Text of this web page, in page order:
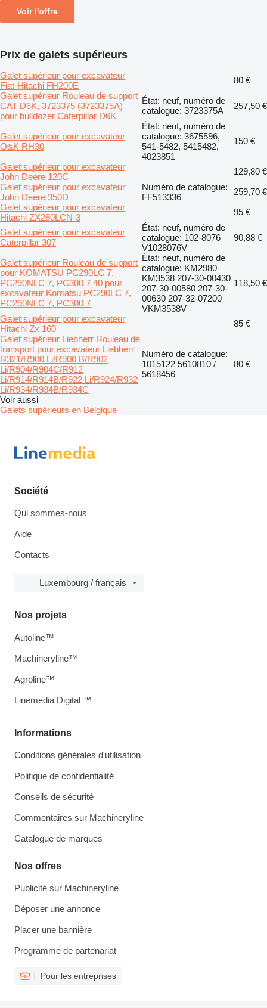
Voir l'offre
Prix de galets supérieurs
Galet supérieur pour excavateur
Fiat-Hitachi FH200E
80 €
Galet supérieur Rouleau de support
CAT D6K, 3723375 (3723375A)
pour bulldozer Caterpillar D6K
État: neuf, numéro de
catalogue: 3723375A
257,50 €
Galet supérieur pour excavateur
O&K RH30
État: neuf, numéro de
catalogue: 3675596,
541-5482, 5415482,
4023851
150 €
Galet supérieur pour excavateur
John Deere 120C
129,80 €
Galet supérieur pour excavateur
John Deere 350D
Numéro de catalogue:
FF513336
259,70 €
Galet supérieur pour excavateur
Hitachi ZX280LCN-3
95 €
Galet supérieur pour excavateur
Caterpillar 307
État: neuf, numéro de
catalogue: 102-8076
V1028076V
90,88 €
Galet supérieur Rouleau de support
pour KOMATSU PC290LC 7,
PC290NLC 7, PC300 7 40 pour
excavateur Komatsu PC290LC 7,
PC290NLC 7, PC300 7
État: neuf, numéro de
catalogue: KM2980
KM3538 207-30-00430
207-30-00580 207-30-
00630 207-32-07200
VKM3538V
118,50 €
Galet supérieur pour excavateur
Hitachi Zx 160
85 €
Galet supérieur Liebherr Rouleau de
transport pour excavateur Liebherr
R321/R900 Li/R900 B/R902
Li/R904/R904C/R912
Li/R914/R914B/R922 Li/R924/R932
Li/R934/R934B/R934C
Numéro de catalogue:
1015122 5610810 /
5618456
80 €
Voir aussi
Galets supérieurs en Belgique
Société
Qui sommes-nous
Aide
Contacts
Luxembourg / français
Informations
Conditions générales d'utilisation
Politique de confidentialité
Conseils de sécurité
Commentaires sur Machineryline
Catalogue de marques
Nos offres
Publicité sur Machineryline
Déposer une annonce
Placer une bannière
Programme de partenariat
Pour les entreprises
Nos projets
Autoline™
Machineryline™
Agroline™
Linemedia Digital ™